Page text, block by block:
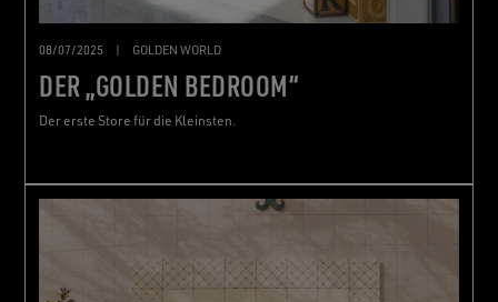
08/07/2025 | GOLDEN WORLD
DER „GOLDEN BEDROOM“
Der erste Store für die Kleinsten.